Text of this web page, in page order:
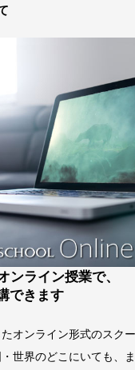
ライン授業で、
できます
たオンライン形式のスク
世界のどこにいても、